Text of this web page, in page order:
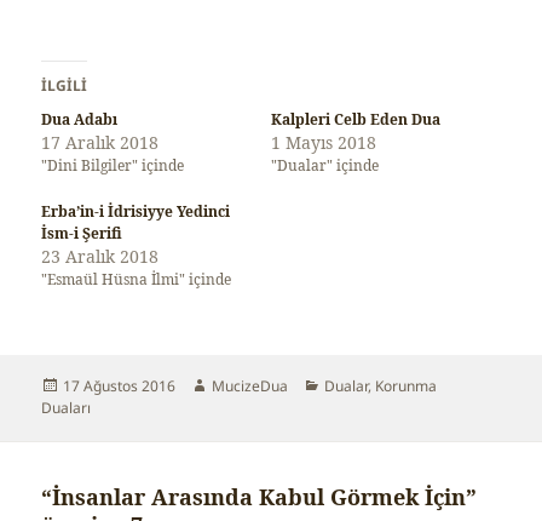
İLGILI
Dua Adabı
17 Aralık 2018
"Dini Bilgiler" içinde
Kalpleri Celb Eden Dua
1 Mayıs 2018
"Dualar" içinde
Erba’in-i İdrisiyye Yedinci
İsm-i Şerifi
23 Aralık 2018
"Esmaül Hüsna İlmi" içinde
Yayın
tarihi
17 Ağustos 2016 Yazar
MucizeDua Kategoriler
Dualar, Korunma
Duaları
“İnsanlar Arasında Kabul Görmek İçin”